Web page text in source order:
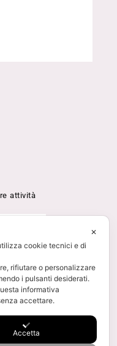
attività
✕
cookie tecnici e di
rifiutare o personalizzare
i pulsanti desiderati.
informativa
accettare.
Accetta